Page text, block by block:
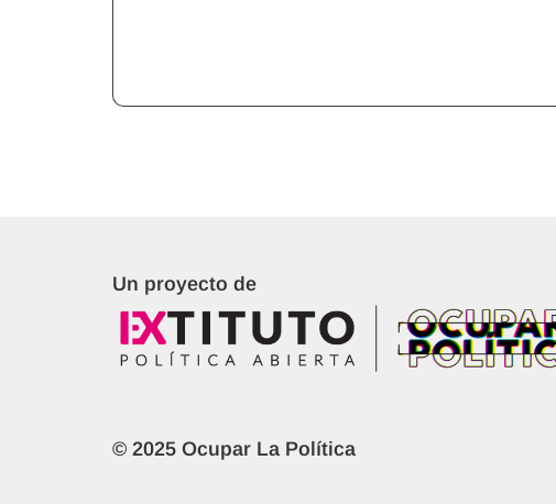
Un proyecto de
© 2025 Ocupar La Política